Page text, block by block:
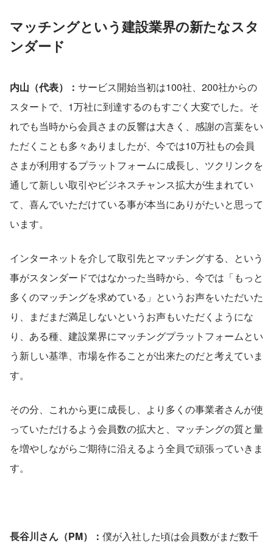
マッチングという建設業界の新たなスタ
ンダード
内山（代表）： サービス開始当初は100社、200社からの
スタートで、1万社に到達するのもすごく大変でした。そ
れでも当時から会員さまの反響は大きく、感謝の言葉をい
ただくことも多々ありましたが、今では10万社もの会員
さまが利用するプラットフォームに成長し、ツクリンクを
通して新しい取引やビジネスチャンス拡大が生まれてい
て、喜んでいただけている事が本当にありがたいと思って
います。
インターネットを介して取引先とマッチングする、という
事がスタンダードではなかった当時から、今では「もっと
多くのマッチングを求めている」というお声をいただいた
り、まだまだ満足しないというお声もいただくようにな
り、ある種、建設業界にマッチングプラットフォームとい
う新しい基準、市場を作ることが出来たのだと考えていま
す。
その分、これから更に成長し、より多くの事業者さんが使
っていただけるよう会員数の拡大と、マッチングの質と量
を増やしながらご期待に沿えるよう全員で頑張っていきま
す。
長谷川さん（PM）： 僕が入社した頃は会員数がまだ数千